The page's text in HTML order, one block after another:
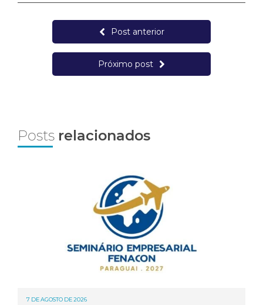
Post anterior
Próximo post
Posts relacionados
7 DE AGOSTO DE 2026